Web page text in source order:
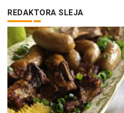
REDAKTORA SLEJA